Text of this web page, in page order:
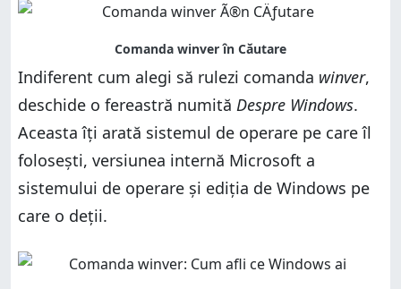
Indiferent cum alegi să rulezi comanda winver,
deschide o fereastră numită Despre Windows.
Aceasta îți arată sistemul de operare pe care îl
folosești, versiunea internă Microsoft a
sistemului de operare și ediția de Windows pe
care o deții.